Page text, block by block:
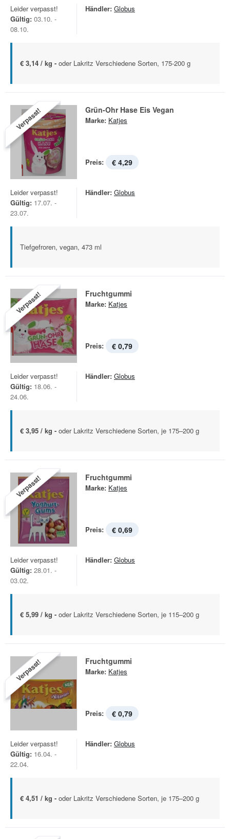
Leider verpasst!
Gültig: 03.10. -
08.10.
Händler: Globus
€ 3,14 / kg - oder Lakritz Verschiedene Sorten, 175-200 g
Verpasst! Grün-Ohr Hase Eis Vegan
Marke: Katjes
Preis: € 4,29
Leider verpasst!
Gültig: 17.07. -
23.07.
Händler: Globus
Tiefgefroren, vegan, 473 ml
Verpasst! Fruchtgummi
Marke: Katjes
Preis: € 0,79
Leider verpasst!
Gültig: 18.06. -
24.06.
Händler: Globus
€ 3,95 / kg - oder Lakritz Verschiedene Sorten, je 175–200 g
Verpasst! Fruchtgummi
Marke: Katjes
Preis: € 0,69
Leider verpasst!
Gültig: 28.01. -
03.02.
Händler: Globus
€ 5,99 / kg - oder Lakritz Verschiedene Sorten, je 115–200 g
Verpasst! Fruchtgummi
Marke: Katjes
Preis: € 0,79
Leider verpasst!
Gültig: 16.04. -
22.04.
Händler: Globus
€ 4,51 / kg - oder Lakritz Verschiedene Sorten, je 175–200 g